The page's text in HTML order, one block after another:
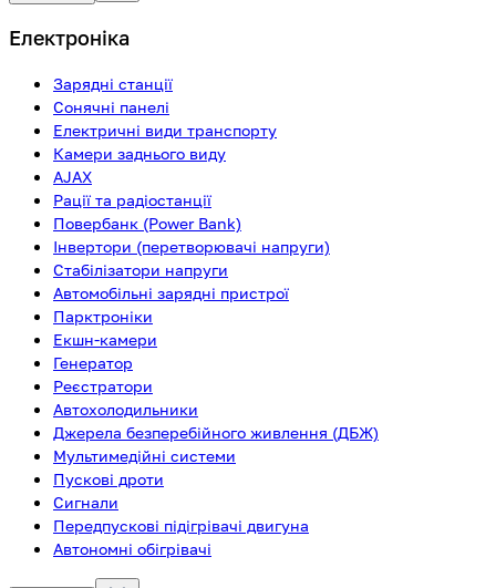
Електроніка
Зарядні станції
Сонячні панелі
Електричні види транспорту
Камери заднього виду
AJAX
Рації та радіостанції
Повербанк (Power Bank)
Інвертори (перетворювачі напруги)
Стабілізатори напруги
Автомобільні зарядні пристрої
Парктроніки
Екшн-камери
Генератор
Реєстратори
Автохолодильники
Джерела безперебійного живлення (ДБЖ)
Мультимедійні системи
Пускові дроти
Сигнали
Передпускові підігрівачі двигуна
Автономні обігрівачі